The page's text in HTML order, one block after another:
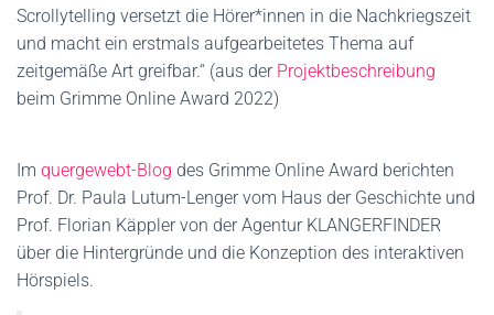
Scrollytelling versetzt die Hörer*innen in die Nachkriegszeit
und macht ein erstmals aufgearbeitetes Thema auf
zeitgemäße Art greifbar.“ (aus der Projektbeschreibung
beim Grimme Online Award 2022)
Im quergewebt-Blog des Grimme Online Award berichten
Prof. Dr. Paula Lutum-Lenger vom Haus der Geschichte und
Prof. Florian Käppler von der Agentur KLANGERFINDER
über die Hintergründe und die Konzeption des interaktiven
Hörspiels.